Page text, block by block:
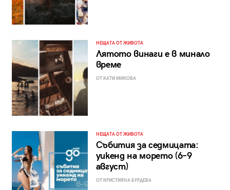
НЕЩАТА ОТ ЖИВОТА
Лятото винаги е в минало
време
ОТ КАТИ МИКОВА
НЕЩАТА ОТ ЖИВОТА
Събития за седмицата:
уикенд на морето (6–9
август)
ОТ КРИСТИЯНА БУРДЕВА